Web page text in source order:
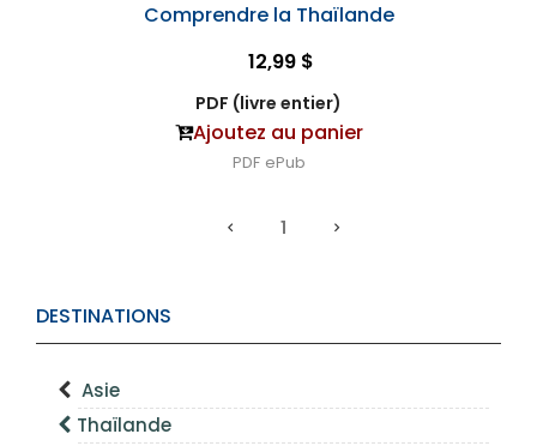
DESTINATIONS
Asie
Thaïlande
Comprendre la Thaïlande
12,99 $
PDF (livre entier)
Ajoutez au panier
PDF ePub
1